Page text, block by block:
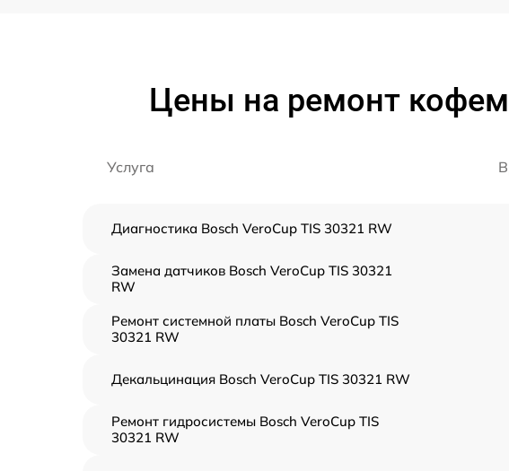
Цены на ремонт
Услуга
Диагностика Bosch VeroCup TIS 30321 RW
Замена датчиков Bosch VeroCup TIS 30321
RW
Ремонт системной платы Bosch VeroCup TIS
30321 RW
Декальцинация Bosch VeroCup TIS 30321 RW
Ремонт гидросистемы Bosch VeroCup TIS
30321 RW